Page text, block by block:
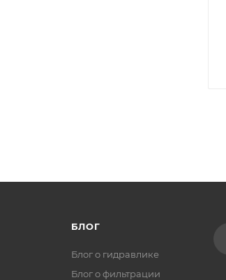
БЛОГ
Блог о гидравлике
Блог о фильтрации